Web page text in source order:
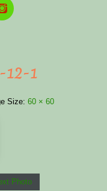
12-1
Size:60 × 60
Photo